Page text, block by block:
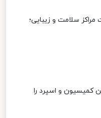
سلامت و زیبایی؛
کمیسیون و اسپرد را